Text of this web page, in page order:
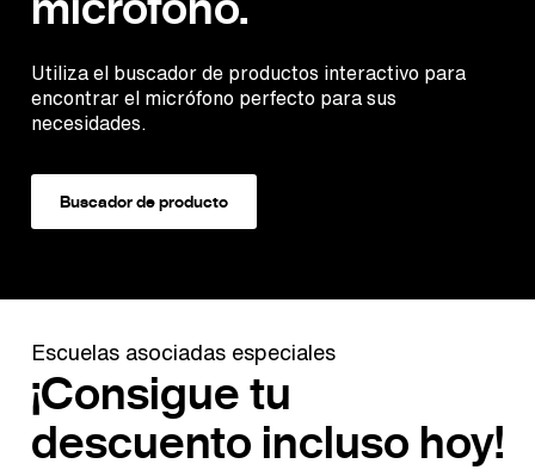
Utiliza el buscador de productos interactivo para
encontrar el micrófono perfecto para sus
necesidades.
Buscador de producto
Escuelas asociadas especiales
¡Consigue tu
descuento incluso hoy!